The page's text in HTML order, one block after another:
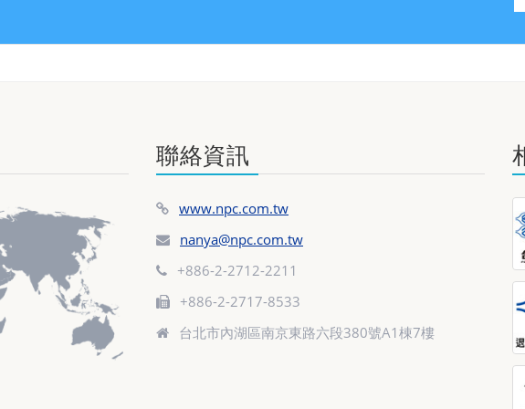
聯絡資訊
www.npc.com.tw
nanya@npc.com.tw
+886-2-2712-2211
+886-2-2717-8533
台北市內湖區南京東路六段380號A1棟7樓